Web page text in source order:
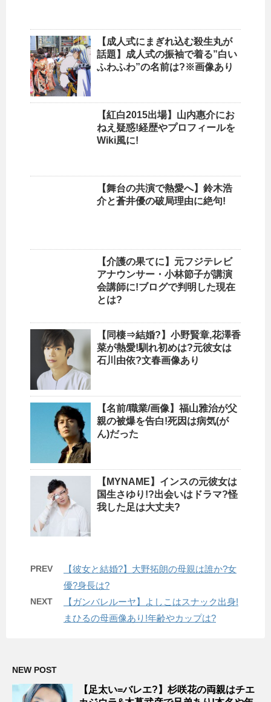
【成人式にまぎれ込む殺生丸が
話題】成人式の振袖で着る”白い
ふわふわ”の名前は?※画像あり
【紅白2015出場】山内惠介にお
ねえ疑惑!経歴やプロフィールを
Wiki風に!
【舞台の共演で熱愛へ】鈴木浩
介と蒼井優の破局理由に絶句!
【介護の果てに】元フジテレビ
アナウンサー・小林節子が講演
会講師に!ブログで判明した現在
とは?
【同棲⇒結婚?】小野賢章,花澤香
菜が熱愛!馴れ初めは?元彼女は
石川由依?文春画像あり
【名前/職業/画像】福山雅治が父
親の被爆を告白!死因は病気(が
ん)だった
【MYNAME】インスの元彼女は
国生さゆり!?出会いはドラマ?怪
我した足は大丈夫?
PREV
【彼女と結婚?】大野拓朗の母親は誰か?女
優?身長は?
NEXT
【ガンバレルーヤ】よしこはスナック出身!
まひるの母画像あり!年齢やカップは?
NEW POST
【足太い=バレエ?】杉咲花の両親はチエ